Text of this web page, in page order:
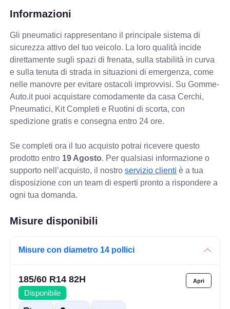
Informazioni
Gli pneumatici rappresentano il principale sistema di
sicurezza attivo del tuo veicolo. La loro qualità incide
direttamente sugli spazi di frenata, sulla stabilità in curva
e sulla tenuta di strada in situazioni di emergenza, come
nelle manovre per evitare ostacoli improvvisi. Su Gomme-
Auto.it puoi acquistare comodamente da casa Cerchi,
Pneumatici, Kit Completi e Ruotini di scorta, con
spedizione gratis e consegna entro 24 ore.
Se completi ora il tuo acquisto potrai ricevere questo
prodotto entro 19 Agosto. Per qualsiasi informazione o
supporto nell’acquisto, il nostroservizio clienti è a tua
disposizione con un team di esperti pronto a rispondere a
ogni tua domanda.
Misure disponibili
Misure con diametro 14 pollici
185/60 R14 82H
Disponibile